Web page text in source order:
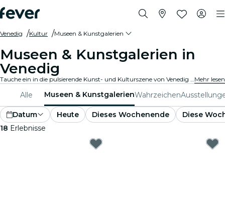
Venedig Kultur Museen & Kunstgalerien
Museen & Kunstgalerien in
Venedig
Tauche ein in die pulsierende Kunst- und Kulturszene von Venedig mit Besuchen in renommierten Kunstgalerien und Museen. Bestaune vielfältige Sammlungen und Ausstellungen, die inspirieren und fesseln.Mehr lesen
Alle Museen & KunstgalerienWahrzeichen
Datum Heute Dieses Wochenende
Diese
18 Erlebnisse